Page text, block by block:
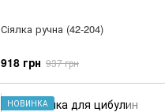
Сіялка ручна (42-204)
918 грн 937 грн
НОВИНКА